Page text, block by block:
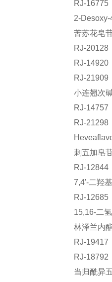
RJ-
2-
苦苏花皂
RJ-
RJ-
RJ-
小连翘次
RJ-
RJ-
刺五加皂
RJ-
7,4'-二羟
RJ-
15,16-二
林泽兰内
RJ-
RJ-
当归酰异